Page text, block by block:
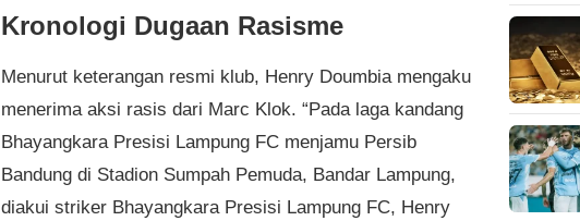
Kronologi Dugaan Rasisme
Menurut keterangan resmi klub, Henry Doumbia mengaku
menerima aksi rasis dari Marc Klok. “Pada laga kandang
Bhayangkara Presisi Lampung FC menjamu Persib
Bandung di Stadion Sumpah Pemuda, Bandar Lampung,
diakui striker Bhayangkara Presisi Lampung FC, Henry